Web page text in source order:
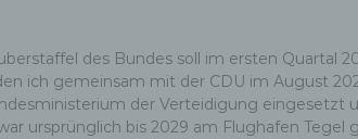
des Bundes soll im ersten Quartal
ich gemeinsam mit der CDU im August
der Verteidigung
ursprünglich bis 2029 am Flughafen Tegel